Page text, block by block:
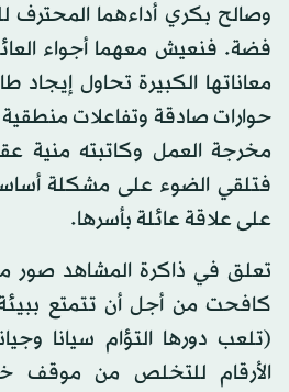
وصالح بكري أداءهما
فضة. فنعيش معهما أجواء
معاناتها الكبيرة تحاول
حوارات صادقة وتفاعلات
مخرجة العمل وكاتبته منية
فتلقي الضوء على مشكلة
على علاقة عائلة بأسرها.
تعلق في ذاكرة المشاهد صور
كافحت من أجل أن تتمتع
(تلعب دورها التؤام سيانا
الأرقام للتخلص من موقف